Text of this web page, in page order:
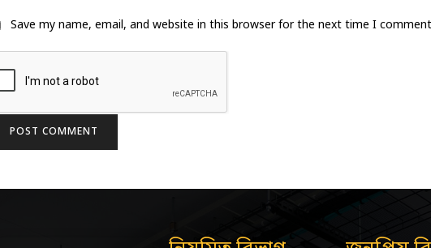
Save my name, email, and website in this browser for the next time I